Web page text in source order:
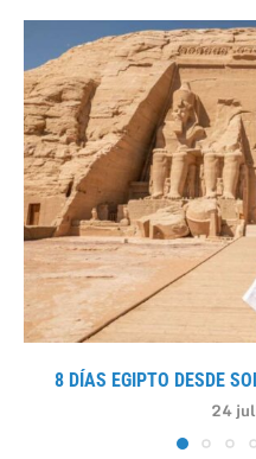
8 DÍAS EGIPTO DESDE
24